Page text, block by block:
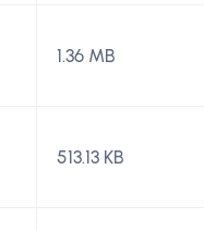
1.36 MB
513.13 KB